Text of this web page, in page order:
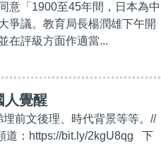
意「1900至45年間，日本為中
爭議。教育局長楊潤雄下午開
在評級方面作適當...
人覺醒
前文後理、時代背景等等。//
道：https://bit.ly/2kgU8qg 下